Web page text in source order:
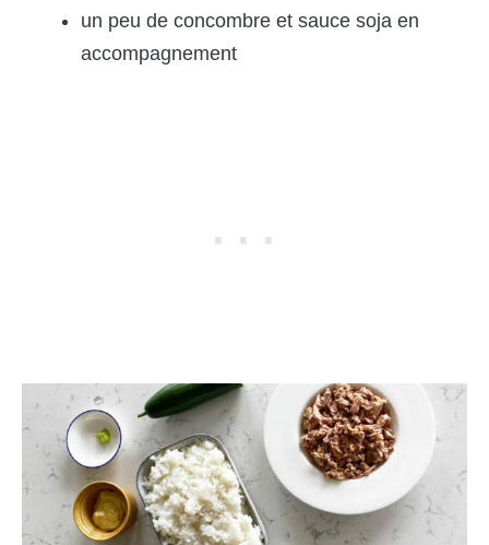
un peu de concombre et sauce soja en
accompagnement